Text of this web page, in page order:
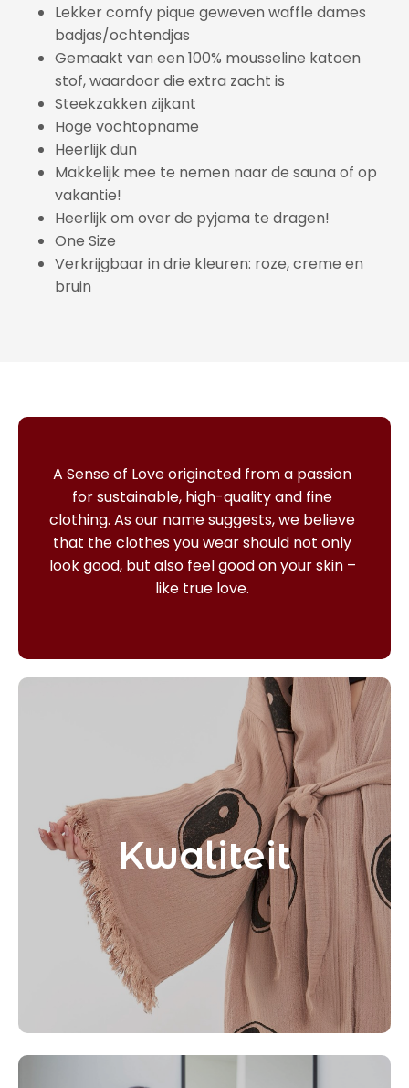
Lekker comfy pique geweven waffle dames
badjas/ochtendjas
Gemaakt van een 100% mousseline katoen
stof, waardoor die extra zacht is
Steekzakken zijkant
Hoge vochtopname
Heerlijk dun
Makkelijk mee te nemen naar de sauna of op
vakantie!
Heerlijk om over de pyjama te dragen!
One Size
Verkrijgbaar in drie kleuren: roze, creme en
bruin
A Sense of Love originated from a passion
for sustainable, high-quality and fine
clothing. As our name suggests, we believe
that the clothes you wear should not only
look good, but also feel good on your skin –
like true love.
Kwaliteit